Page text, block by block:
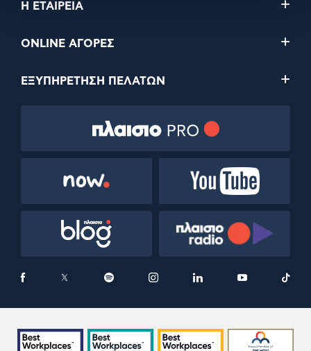
Η ΕΤΑΙΡΕΙΑ
ONLINE ΑΓΟΡΕΣ
ΕΞΥΠΗΡΕΤΗΣΗ ΠΕΛΑΤΩΝ